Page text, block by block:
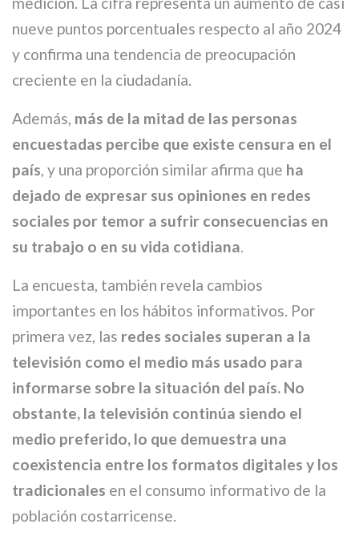
nueve puntos porcentuales respecto al año 2024
y confirma una tendencia de preocupación
creciente en la ciudadanía.
Además, más de la mitad de las personas
encuestadas percibe que existe censura en el
país, y una proporción similar afirma que ha
dejado de expresar sus opiniones en redes
sociales por temor a sufrir consecuencias en
su trabajo o en su vida cotidiana.
La encuesta, también revela cambios
importantes en los hábitos informativos. Por
primera vez, las redes sociales superan a la
televisión como el medio más usado para
informarse sobre la situación del país. No
obstante, la televisión continúa siendo el
medio preferido, lo que demuestra una
coexistencia entre los formatos digitales y los
tradicionales en el consumo informativo de la
población costarricense.